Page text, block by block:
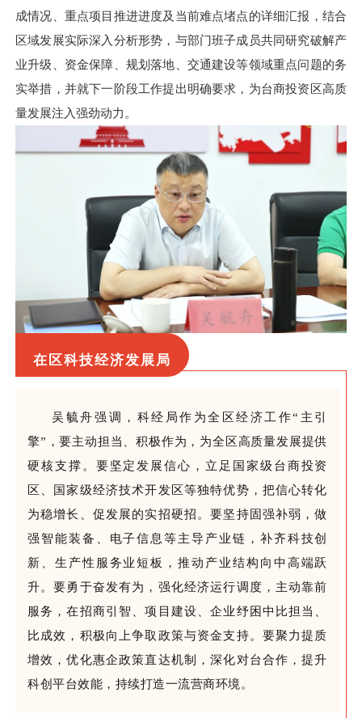
成情况、重点项目推进进度及当前难点堵点的详细汇报，结合
区域发展实际深入分析形势，与部门班子成员共同研究破解产
业升级、资金保障、规划落地、交通建设等领域重点问题的务
实举措，并就下一阶段工作提出明确要求，为台商投资区高质
量发展注入强劲动力。
在区科技经济发展局
吴毓舟强调，科经局作为全区经济工作“主引
擎”，要主动担当、积极作为，为全区高质量发展提供
硬核支撑。要坚定发展信心，立足国家级台商投资
区、 国家级经济技术开发区等独特优势，把信心转化
为稳增长、促发展的实招硬招。要坚持固强补弱，做
强智能装备、电子信息等主导产业链，补齐科技创
新、生产性服务业短板，推动产业结构向中高端跃
升。要勇于奋发有为，强化经济运行调度，主动靠前
服务，在招商引智、项目建设、企业纾困中比担当、
比成效，积极向上争取政策与资金支持。要聚力提质
增效，优化惠企政策直达机制，深化对台合作，提升
科创平台效能，持续打造一流营商环境 。